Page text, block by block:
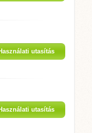
utasítás
utasítás